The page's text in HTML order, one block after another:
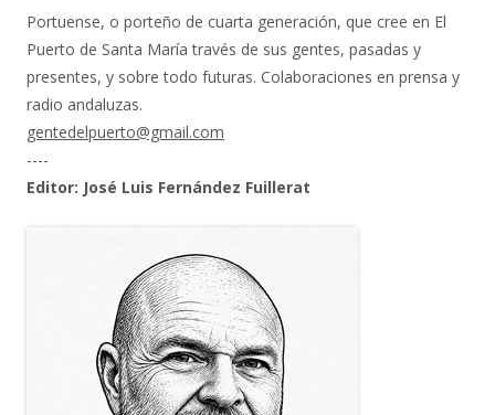
Portuense, o porteño de cuarta generación, que cree en El
Puerto de Santa María través de sus gentes, pasadas y
presentes, y sobre todo futuras. Colaboraciones en prensa y
radio andaluzas.
gentedelpuerto@gmail.com
----
Editor: José Luis Fernández Fuillerat